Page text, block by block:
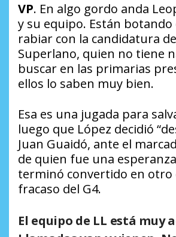
VP. En algo gordo anda
y su equipo. Están botando
rabiar con la candidatura
Superlano, quien no tiene
buscar en las primarias
ellos lo saben muy bien.
Esa es una jugada para
luego que López decidió
Juan Guaidó, ante el
de quien fue una
terminó convertido en otro
fracaso del G4.
El equipo de LL está muy